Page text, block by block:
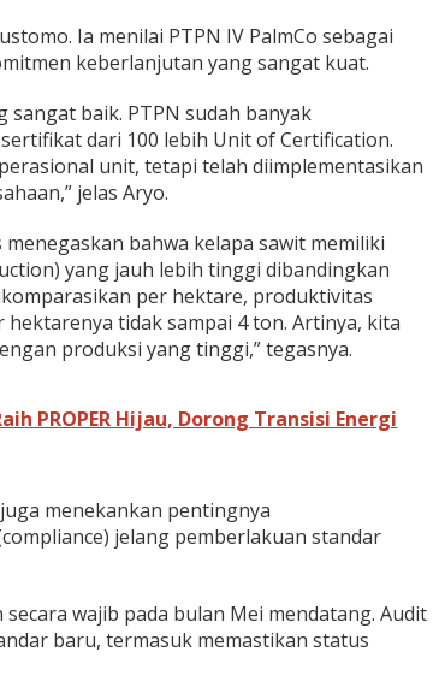
Ia menilai PTPN IV PalmCo sebagai
keberlanjutan yang sangat kuat.
sangat baik. PTPN sudah banyak
dari 100 lebih Unit of Certification.
unit, tetapi telah diimplementasikan
jelas Aryo.
bahwa kelapa sawit memiliki
yang jauh lebih tinggi dibandingkan
per hektare, produktivitas
tidak sampai 4 ton. Artinya, kita
produksi yang tinggi,” tegasnya.
PROPER Hijau, Dorong Transisi Energi
menekankan pentingnya
jelang pemberlakuan standar
wajib pada bulan Mei mendatang. Audit
baru, termasuk memastikan status